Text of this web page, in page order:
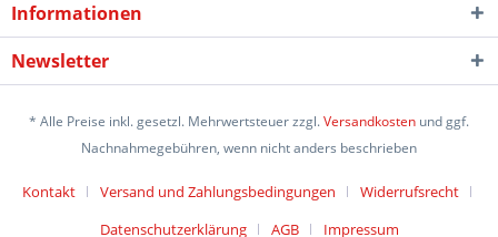
Informationen
Newsletter
* Alle Preise inkl. gesetzl. Mehrwertsteuer zzgl.Versandkosten und ggf.
Nachnahmegebühren, wenn nicht anders beschrieben
Kontakt Versand und Zahlungsbedingungen
Widerrufsrecht
Datenschutzerklärung
AGB Impressum